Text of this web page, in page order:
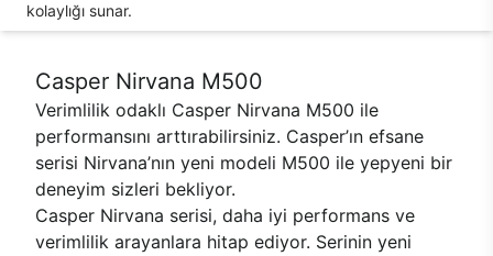
kolaylığı sunar.
Casper Nirvana M500
Verimlilik odaklı Casper Nirvana M500 ile
performansını arttırabilirsiniz. Casper’ın efsane
serisi Nirvana’nın yeni modeli M500 ile yepyeni bir
deneyim sizleri bekliyor.
Casper Nirvana serisi, daha iyi performans ve
verimlilik arayanlara hitap ediyor. Serinin yeni